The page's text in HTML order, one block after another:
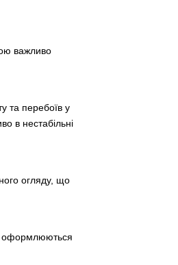
важливо
та перебоїв у
в нестабільні
огляду, що
оформлюються